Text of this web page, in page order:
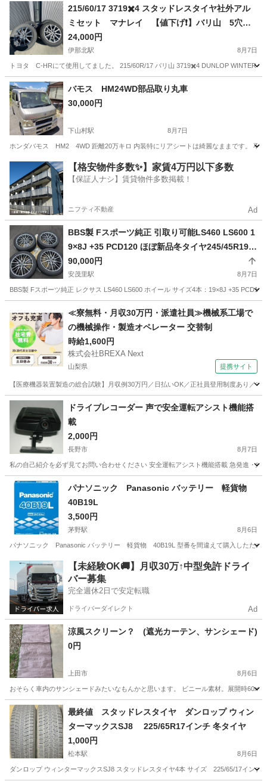
長野 長野市 フォグランプ
215/60/17 3719✖️4 スタッドレスタイヤ社外アル
ミセット マナレイ 【値下げ❗️】バリ山 5穴 1
7 7J CH-R など
24,000円
伊那北駅 8月7日
トヨタ C-HRにて使用してました。 215/60R/17 バリ山 3719✖️4 DUNLOP WINTER
長野 上伊那郡 タイヤ、ホイール
バモス HM24WD部品取り丸車
30,000円
下山村駅 8月7日
ホンダバモス HM2 4WD 距離20万キロ 内装特にリアシートは綺麗なままです。 不
下伊那郡 下山村駅 外装、車外用品
【格安物件多数✨】家賃4万円以下多数
【保証人ナシ】賃貸物件多数掲載！
ニフティ不動産 Ad
BBS製 Fスポーツ純正 引取り可能LS460 LS600 1
9×8J +35 PCD120 ほぼ新品冬タイヤ245/45R19
タイヤケンダ2024製
90,000円
安茂里駅 8月7日
BBS製 Fスポーツ純正 レクサス LS460 LS600 ホイール サイズ4本：19×8J +35
安茂里駅 タイヤ、ホイール
≪寮無料・月収30万円・派遣社員≫機械系工場で
の機械操作・製造オペレーター 交替制
時給1,600円
株式会社BREXA Next
山梨県 提携サイト
【医療機器装置製造の総合試験】月収例30万円／日払いOK／正社員登用制度あり
山梨 その他
ドライブレコーダー 声で安全運転アシスト機能搭
載
2,000円
長野市 8月7日
私の自己紹介を必ず見てお問い合わせください 安全運転アシスト機能搭載 急発進・
長野 長野市 その他 事故
パナソニック Panasonic バッテリー 軽貨物
40B19L
3,500円
茅野駅 8月6日
パナソニック Panasonic バッテリー 軽貨物 40B19L 型番を間違えて購入したため
長野 茅野市 茅野駅 その他
【未経験OK🚚】月収30万↑中型免許ドライ
バー募集
完全週休2日で安定転職
ドライバーダイレクト Ad
涼風スクリーン？ (遮光カーテン、サンシェード)
0円
上田市 8月6日
おそらく車内のサンシェードみたいなもんかと思います。 ビニール素材。展開時
長野 上田市 内装、インテリア サンシェード
最終値 スタッドレスタイヤ ダンロップ ウィン
ターマックスSJ8 225/65R17インチ 冬タイヤ
1,000円
松本駅 8月6日
ダンロップ ウィンターマックスSJ8 スタッドレスタイヤ4本 サイズ 225/65/17イン